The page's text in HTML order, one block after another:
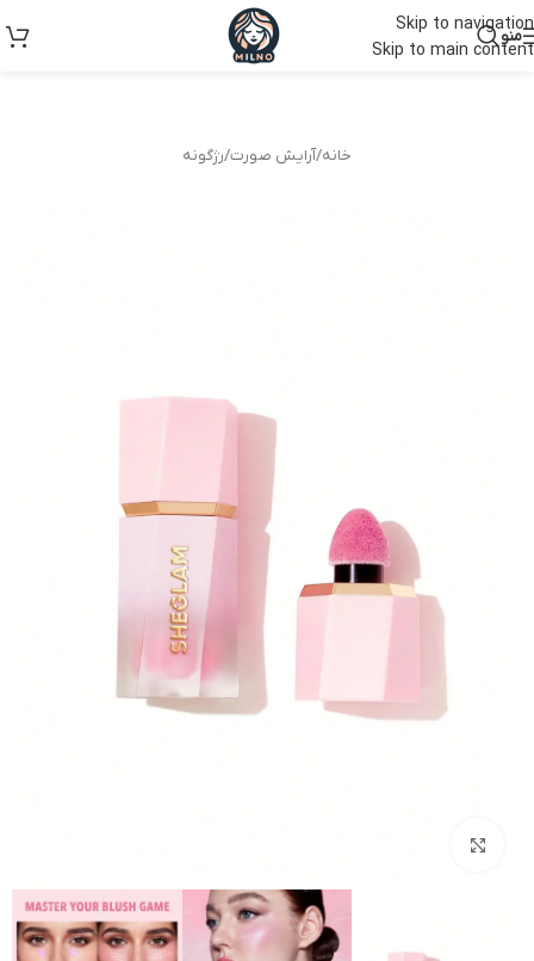
Skip to navigation
Skip to main content
منو
خانه/آرایش صورت/رژگونه